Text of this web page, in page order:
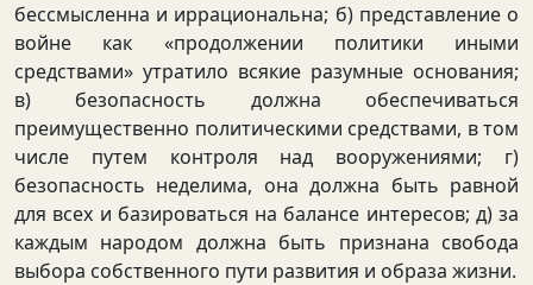
бессмысленна и иррациональна; б) представление о
войне как «продолжении политики иными
средствами» утратило всякие разумные основания;
в) безопасность должна обеспечиваться
преимущественно политическими средствами, в том
числе путем контроля над вооружениями; г)
безопасность неделима, она должна быть равной
для всех и базироваться на балансе интересов; д) за
каждым народом должна быть признана свобода
выбора собственного пути развития и образа жизни.